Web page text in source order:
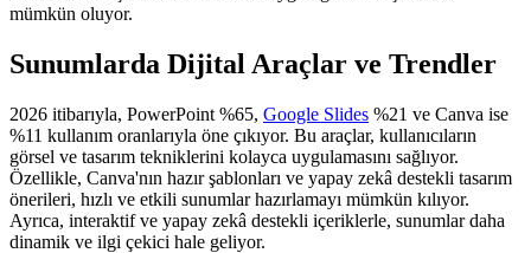
mümkün oluyor.
Sunumlarda Dijital Araçlar ve Trendler
2026 itibarıyla, PowerPoint %65, Google Slides %21 ve Canva ise
%11 kullanım oranlarıyla öne çıkıyor. Bu araçlar, kullanıcıların
görsel ve tasarım tekniklerini kolayca uygulamasını sağlıyor.
Özellikle, Canva'nın hazır şablonları ve yapay zekâ destekli tasarım
önerileri, hızlı ve etkili sunumlar hazırlamayı mümkün kılıyor.
Ayrıca, interaktif ve yapay zekâ destekli içeriklerle, sunumlar daha
dinamik ve ilgi çekici hale geliyor.